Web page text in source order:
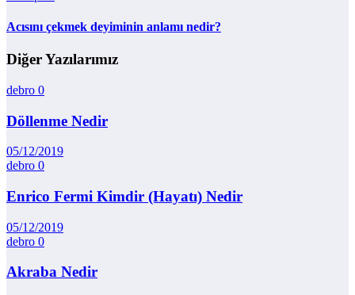
Acısını çekmek deyiminin anlamı nedir?
Diğer Yazılarımız
debro 0
Döllenme Nedir
05/12/2019
debro 0
Enrico Fermi Kimdir (Hayatı) Nedir
05/12/2019
debro 0
Akraba Nedir